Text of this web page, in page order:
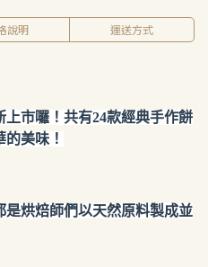
說明 運送方式
市囉！共有24款經典手作餅
美味！
烘焙師們以天然原料製成並